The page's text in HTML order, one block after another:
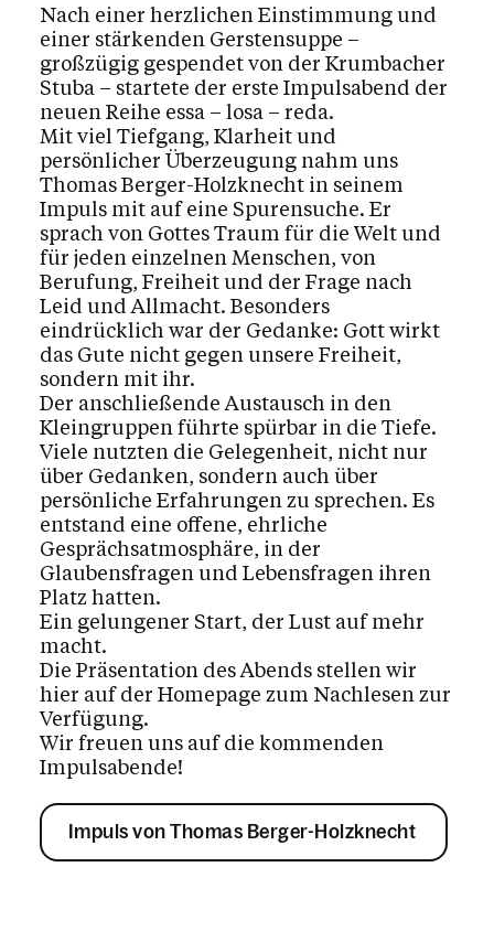
Nach einer herzlichen Einstimmung und
einer stärkenden Gerstensuppe –
großzügig gespendet von der Krumbacher
Stuba – startete der erste Impulsabend der
neuen Reihe essa – losa – reda.
Mit viel Tiefgang, Klarheit und
persönlicher Überzeugung nahm uns
Thomas Berger-Holzknecht in seinem
Impuls mit auf eine Spurensuche. Er
sprach von Gottes Traum für die Welt und
für jeden einzelnen Menschen, von
Berufung, Freiheit und der Frage nach
Leid und Allmacht. Besonders
eindrücklich war der Gedanke: Gott wirkt
das Gute nicht gegen unsere Freiheit,
sondern mit ihr.
Der anschließende Austausch in den
Kleingruppen führte spürbar in die Tiefe.
Viele nutzten die Gelegenheit, nicht nur
über Gedanken, sondern auch über
persönliche Erfahrungen zu sprechen. Es
entstand eine offene, ehrliche
Gesprächsatmosphäre, in der
Glaubensfragen und Lebensfragen ihren
Platz hatten.
Ein gelungener Start, der Lust auf mehr
macht.
Die Präsentation des Abends stellen wir
hier auf der Homepage zum Nachlesen zur
Verfügung.
Wir freuen uns auf die kommenden
Impulsabende!
Impuls von Thomas Berger-Holzknecht